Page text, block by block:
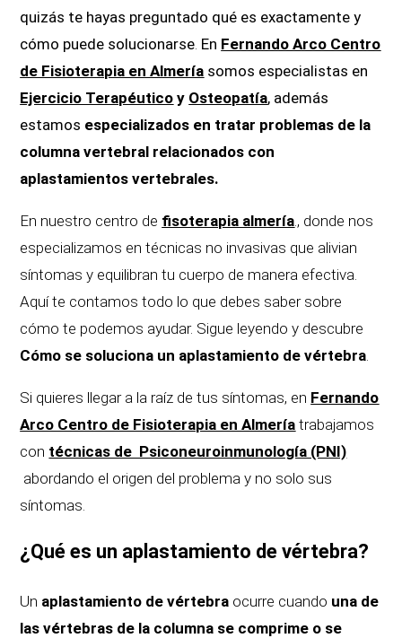
quizás te hayas preguntado qué es exactamente y
cómo puede solucionarse. En Fernando Arco Centro
de Fisioterapia en Almería somos especialistas en
Ejercicio Terapéutico y Osteopatía, además
estamos especializados en tratar problemas de la
columna vertebral relacionados con
aplastamientos vertebrales.
En nuestro centro de fisoterapia almería., donde nos
especializamos en técnicas no invasivas que alivian
síntomas y equilibran tu cuerpo de manera efectiva.
Aquí te contamos todo lo que debes saber sobre
cómo te podemos ayudar. Sigue leyendo y descubre
Cómo se soluciona un aplastamiento de vértebra.
Si quieres llegar a la raíz de tus síntomas, en Fernando
Arco Centro de Fisioterapia en Almería trabajamos
con técnicas de Psiconeuroinmunología (PNI)
abordando el origen del problema y no solo sus
síntomas.
¿Qué es un aplastamiento de vértebra?
Un aplastamiento de vértebra ocurre cuando una de
las vértebras de la columna se comprime o se